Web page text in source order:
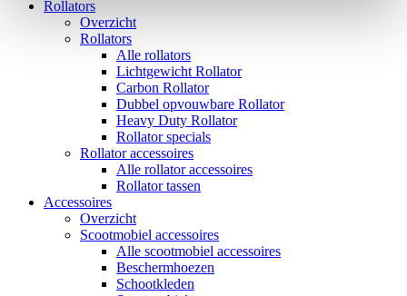
Rollators
Overzicht
Rollators
Alle rollators
Lichtgewicht Rollator
Carbon Rollator
Dubbel opvouwbare Rollator
Heavy Duty Rollator
Rollator specials
Rollator accessoires
Alle rollator accessoires
Rollator tassen
Accessoires
Overzicht
Scootmobiel accessoires
Alle scootmobiel accessoires
Beschermhoezen
Schootkleden